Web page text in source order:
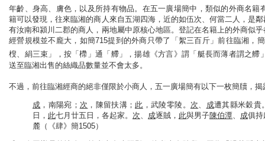
年齡、身高、膚色，以及所持有物品。在五一廣場簡中，類似的外商名籍
籍可以發現，往來臨湘的商人來自五湖四海，近的如伍次、何當二人，是
有汝南和潁川二郡的商人，兩地屬中原核心地區。登記在名籍上的外商似
經營規模並不龐大，如簡715提到的外商只帶了「絮三百斤」前往臨湘，
㮴、絹三束」，按「㯂」通「艜」，揚雄《方言》謂「艇長而薄者謂之艜
送至臨湘出售的絲織品數量並不會太多。
不過，前往臨湘經商的絕非僅限於小商人，五一廣場簡有以下一枚簡牘，
成 ，南陽宛； 次 ，陳留扶溝； 此 ，武陵零陵。 次 成遭其縣米穀貴
日， 此七月廿五日，各起家。 次 成逐賊， 此與男子陳伯潭 成俱持
麓（《肆》簡1505）